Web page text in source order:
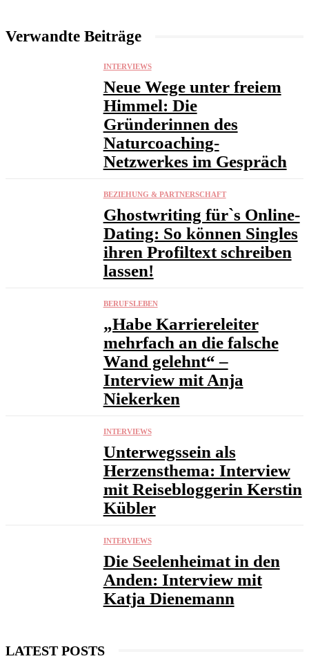
Verwandte Beiträge
INTERVIEWS
Neue Wege unter freiem
Himmel: Die
Gründerinnen des
Naturcoaching-
Netzwerkes im Gespräch
BEZIEHUNG & PARTNERSCHAFT
Ghostwriting für`s Online-
Dating: So können Singles
ihren Profiltext schreiben
lassen!
BERUFSLEBEN
„Habe Karriereleiter
mehrfach an die falsche
Wand gelehnt“ –
Interview mit Anja
Niekerken
INTERVIEWS
Unterwegssein als
Herzensthema: Interview
mit Reisebloggerin Kerstin
Kübler
INTERVIEWS
Die Seelenheimat in den
Anden: Interview mit
Katja Dienemann
LATEST POSTS